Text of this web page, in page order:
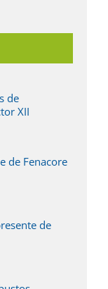
de
XII
de Fenacore
de